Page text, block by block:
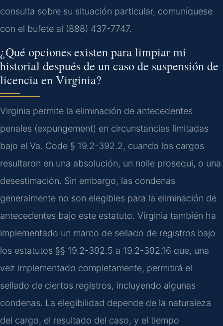
consulta sobre su situación particular, comuníquese
con el bufete al (888) 437-7747.
¿Qué opciones existen para limpiar mi
historial después de un caso de suspensión de
licencia en Virginia?
Virginia permite la eliminación de antecedentes
penales (expungement) en circunstancias limitadas
bajo el Va. Code § 19.2-392.2, cuando los cargos
resultaron en una absolución, un nolle prosequi, o una
desestimación. Sin embargo, las condenas
generalmente no son elegibles para la eliminación de
antecedentes bajo este estatuto. Virginia también ha
implementado un marco de sellado de registros bajo
los estatutos §§ 19.2-392.5 a 19.2-392.16 que, una
vez implementado completamente, permitirá el
sellado de ciertos registros, incluyendo algunas
condenas. La elegibilidad depende de la naturaleza
del cargo, el resultado del caso, y el tiempo